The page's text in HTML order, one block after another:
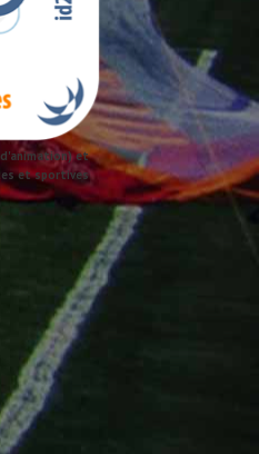
et
et sportives